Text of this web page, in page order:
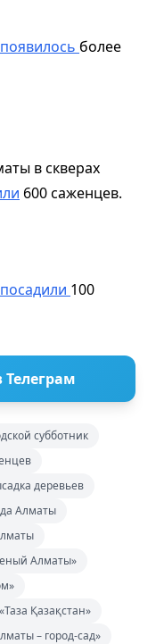
появилось более
в скверах
600 саженцев.
посадили 100
субботник
деревьев
Алматы
Алматы»
Қазақстан»
– город-сад»